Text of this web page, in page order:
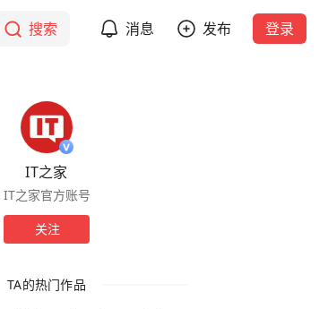
搜索 消息 发布 登录
IT之家
IT之家官方账号
关注
TA的热门作品